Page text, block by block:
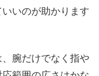
いのが助かります
腕だけでなく指や